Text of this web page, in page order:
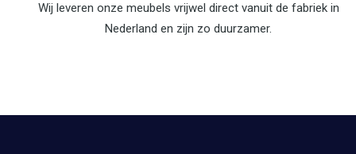
Wij leveren onze meubels vrijwel direct vanuit de fabriek in
Nederland en zijn zo duurzamer.